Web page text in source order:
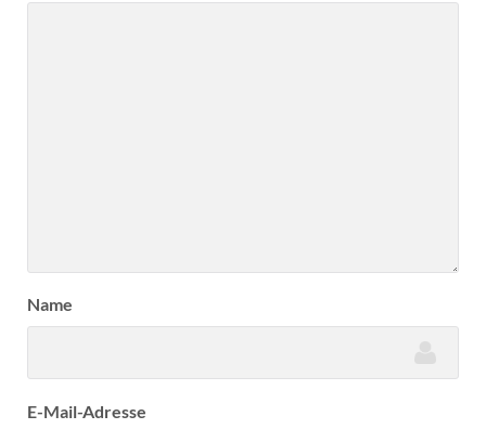
Name
E-Mail-Adresse